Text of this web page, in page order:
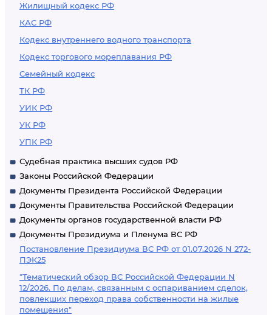
Жилищный кодекс РФ
КАС РФ
Кодекс внутреннего водного транспорта
Кодекс торгового мореплавания РФ
Семейный кодекс
ТК РФ
УИК РФ
УК РФ
УПК РФ
Судебная практика высших судов РФ
Законы Российской Федерации
Документы Президента Российской Федерации
Документы Правительства Российской Федерации
Документы органов государственной власти РФ
Документы Президиума и Пленума ВС РФ
Постановление Президиума ВС РФ от 01.07.2026 N 272-
ПЭК25
"Тематический обзор ВС Российской Федерации N
12/2026. По делам, связанным с оспариванием сделок,
повлекших переход права собственности на жилые
помещения"